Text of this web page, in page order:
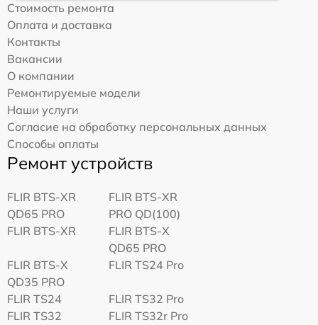
Стоимость ремонта
Оплата и доставка
Контакты
Вакансии
О компании
Ремонтируемые модели
Наши услуги
Согласие на обработку персональных данных
Способы оплаты
Ремонт устройств
FLIR BTS-XR
QD65 PRO
FLIR BTS-XR
PRO QD(100)
FLIR BTS-XR
FLIR BTS-X
QD65 PRO
FLIR BTS-X
QD35 PRO
FLIR TS24 Pro
FLIR TS24
FLIR TS32 Pro
FLIR TS32
FLIR TS32r Pro